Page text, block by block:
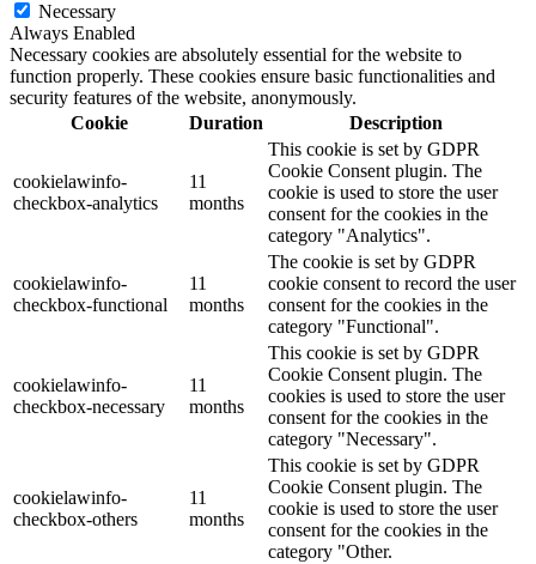
Necessary
Always Enabled
Necessary cookies are absolutely essential for the website to
function properly. These cookies ensure basic functionalities and
security features of the website, anonymously.
Cookie
Duration Description
cookielawinfo-
checkbox-analytics
11
months
This cookie is set by GDPR
Cookie Consent plugin. The
cookie is used to store the user
consent for the cookies in the
category "Analytics".
cookielawinfo-
checkbox-functional
11
months
The cookie is set by GDPR
cookie consent to record the user
consent for the cookies in the
category "Functional".
cookielawinfo-
checkbox-necessary
11
months
This cookie is set by GDPR
Cookie Consent plugin. The
cookies is used to store the user
consent for the cookies in the
category "Necessary".
cookielawinfo-
checkbox-others
11
months
This cookie is set by GDPR
Cookie Consent plugin. The
cookie is used to store the user
consent for the cookies in the
category "Other.